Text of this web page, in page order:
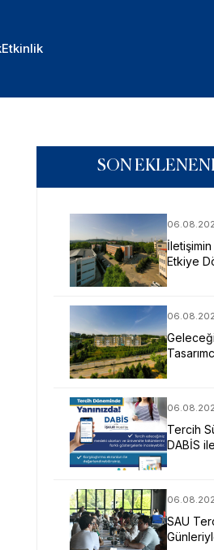
Etkinlik
SON
Etkiye
Tercih
DABİS
SAU